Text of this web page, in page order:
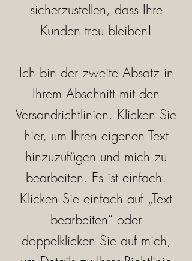
sicherzustellen, dass Ihre
Kunden treu bleiben!
Ich bin der zweite Absatz in
Ihrem Abschnitt mit den
Versandrichtlinien. Klicken Sie
hier, um Ihren eigenen Text
hinzuzufügen und mich zu
bearbeiten. Es ist einfach.
Klicken Sie einfach auf „Text
bearbeiten“ oder
doppelklicken Sie auf mich,